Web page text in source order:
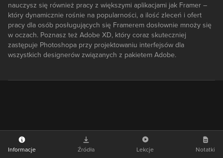
nauczysz się również pracy z większymi aplikacjami jak Framer –
który dynamicznie rośnie na popularności, a ilość zleceń i ofert
pracy dla osób posługujących się Framerem dosłownie mnoży się
w oczach. Poznasz też Adobe XD, który coraz skuteczniej
zastępuje Photoshopa przy projektowaniu interfejsów dla
wszystkich designerów związanych z pakietem Adobe.
Informacje Źródła Lekcje Notatki